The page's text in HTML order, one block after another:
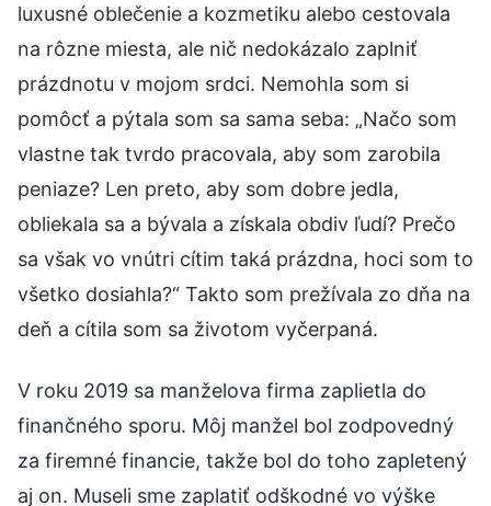
luxusné oblečenie a kozmetiku alebo cestovala
na rôzne miesta, ale nič nedokázalo zaplniť
prázdnotu v mojom srdci. Nemohla som si
pomôcť a pýtala som sa sama seba: „Načo som
vlastne tak tvrdo pracovala, aby som zarobila
peniaze? Len preto, aby som dobre jedla,
obliekala sa a bývala a získala obdiv ľudí? Prečo
sa však vo vnútri cítim taká prázdna, hoci som to
všetko dosiahla?“ Takto som prežívala zo dňa na
deň a cítila som sa životom vyčerpaná.
V roku 2019 sa manželova firma zaplietla do
finančného sporu. Môj manžel bol zodpovedný
za firemné financie, takže bol do toho zapletený
aj on. Museli sme zaplatiť odškodné vo výške